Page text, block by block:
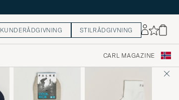
KUNDERÅDGIVNING STILRÅDGIVNING
CARL MAGAZINE